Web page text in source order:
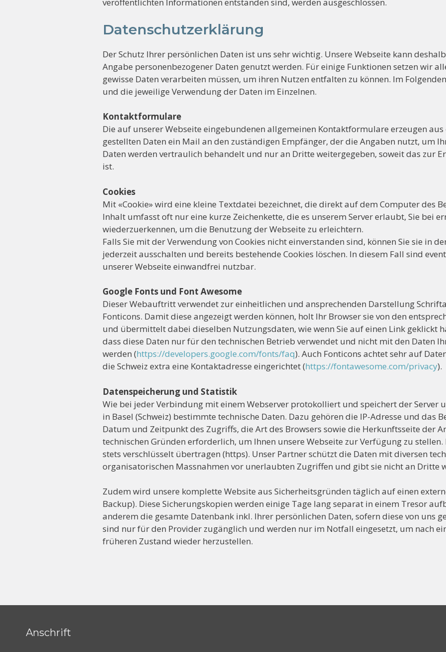
Datenschutzerklärung
Der Schutz Ihrer persönlichen Daten ist uns sehr wichtig. Unsere Webseite kann
Angabe personenbezogener Daten genutzt werden. Für einige Funktionen setzen wir
gewisse Daten verarbeiten müssen, um ihren Nutzen entfalten zu können. Im
und die jeweilige Verwendung der Daten im Einzelnen.
Kontaktformulare
Die auf unserer Webseite eingebundenen allgemeinen Kontaktformulare erzeugen
gestellten Daten ein Mail an den zuständigen Empfänger, der die Angaben nutzt, um
Daten werden vertraulich behandelt und nur an Dritte weitergegeben, soweit das zur
ist.
Cookies
Mit «Cookie» wird eine kleine Textdatei bezeichnet, die direkt auf dem Computer des
Inhalt umfasst oft nur eine kurze Zeichenkette, die es unserem Server erlaubt, Sie bei
wiederzuerkennen, um die Benutzung der Webseite zu erleichtern.
Falls Sie mit der Verwendung von Cookies nicht einverstanden sind, können Sie sie in
jederzeit ausschalten und bereits bestehende Cookies löschen. In diesem Fall sind
unserer Webseite einwandfrei nutzbar.
Google Fonts und Font Awesome
Dieser Webauftritt verwendet zur einheitlichen und ansprechenden Darstellung
Fonticons. Damit diese angezeigt werden können, holt Ihr Browser sie von den
und übermittelt dabei dieselben Nutzungsdaten, wie wenn Sie auf einen Link geklickt
dass diese Daten nur für den technischen Betrieb verwendet und nicht mit den Daten
werden (https://developers.google.com/fonts/faq). Auch Fonticons achtet sehr auf
die Schweiz extra eine Kontaktadresse eingerichtet (https://fontawesome.com/privacy).
Datenspeicherung und Statistik
Wie bei jeder Verbindung mit einem Webserver protokolliert und speichert der Server
in Basel (Schweiz) bestimmte technische Daten. Dazu gehören die IP-Adresse und das
Datum und Zeitpunkt des Zugriffs, die Art des Browsers sowie die Herkunftsseite der
technischen Gründen erforderlich, um Ihnen unsere Webseite zur Verfügung zu
stets verschlüsselt übertragen (https). Unser Partner schützt die Daten mit diversen
organisatorischen Massnahmen vor unerlaubten Zugriffen und gibt sie nicht an Dritte
Zudem wird unsere komplette Website aus Sicherheitsgründen täglich auf einen
Backup). Diese Sicherungskopien werden einige Tage lang separat in einem Tresor
anderem die gesamte Datenbank inkl. Ihrer persönlichen Daten, sofern diese von uns
sind nur für den Provider zugänglich und werden nur im Notfall eingesetzt, um nach
früheren Zustand wieder herzustellen.
Anschrift